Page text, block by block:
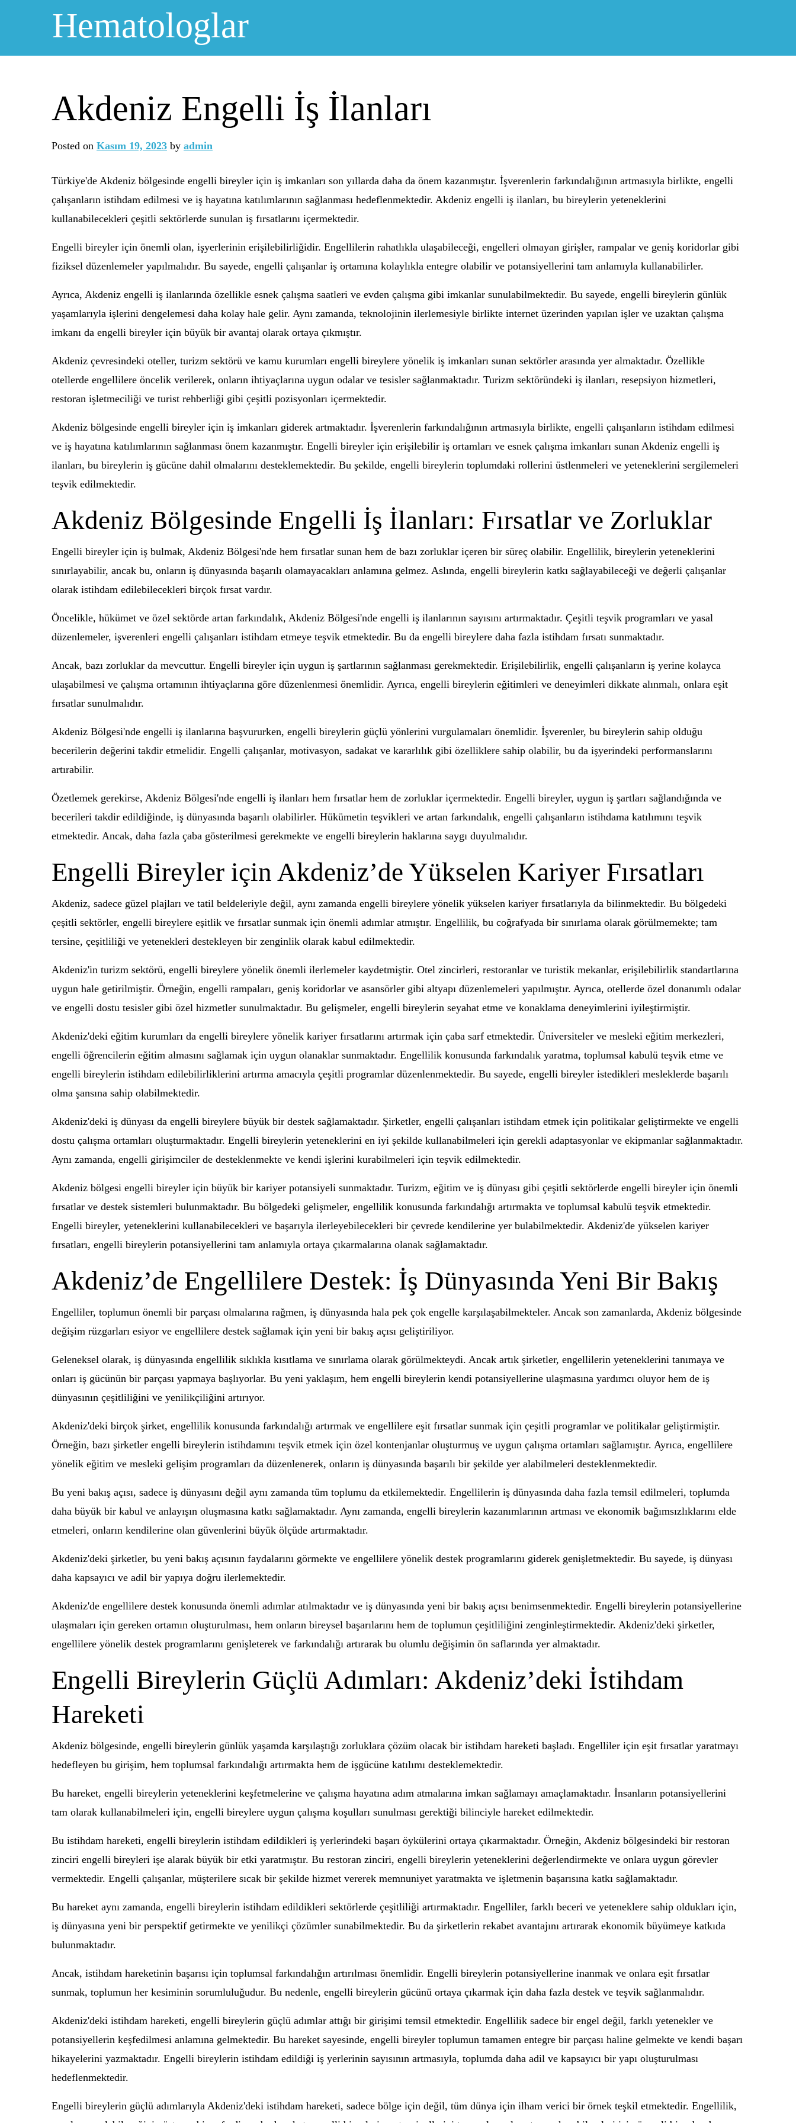
Hematologlar
Akdeniz Engelli İş İlanları
Posted on Kasım 19, 2023 by admin
Türkiye'de Akdeniz bölgesinde engelli bireyler için iş imkanları son yıllarda daha da önem kazanmıştır. İşverenlerin farkındalığının artmasıyla birlikte, engelli
çalışanların istihdam edilmesi ve iş hayatına katılımlarının sağlanması hedeflenmektedir. Akdeniz engelli iş ilanları, bu bireylerin yeteneklerini
kullanabilecekleri çeşitli sektörlerde sunulan iş fırsatlarını içermektedir.
Engelli bireyler için önemli olan, işyerlerinin erişilebilirliğidir. Engellilerin rahatlıkla ulaşabileceği, engelleri olmayan girişler, rampalar ve geniş koridorlar gibi
fiziksel düzenlemeler yapılmalıdır. Bu sayede, engelli çalışanlar iş ortamına kolaylıkla entegre olabilir ve potansiyellerini tam anlamıyla kullanabilirler.
Ayrıca, Akdeniz engelli iş ilanlarında özellikle esnek çalışma saatleri ve evden çalışma gibi imkanlar sunulabilmektedir. Bu sayede, engelli bireylerin günlük
yaşamlarıyla işlerini dengelemesi daha kolay hale gelir. Aynı zamanda, teknolojinin ilerlemesiyle birlikte internet üzerinden yapılan işler ve uzaktan çalışma
imkanı da engelli bireyler için büyük bir avantaj olarak ortaya çıkmıştır.
Akdeniz çevresindeki oteller, turizm sektörü ve kamu kurumları engelli bireylere yönelik iş imkanları sunan sektörler arasında yer almaktadır. Özellikle
otellerde engellilere öncelik verilerek, onların ihtiyaçlarına uygun odalar ve tesisler sağlanmaktadır. Turizm sektöründeki iş ilanları, resepsiyon hizmetleri,
restoran işletmeciliği ve turist rehberliği gibi çeşitli pozisyonları içermektedir.
Akdeniz bölgesinde engelli bireyler için iş imkanları giderek artmaktadır. İşverenlerin farkındalığının artmasıyla birlikte, engelli çalışanların istihdam edilmesi
ve iş hayatına katılımlarının sağlanması önem kazanmıştır. Engelli bireyler için erişilebilir iş ortamları ve esnek çalışma imkanları sunan Akdeniz engelli iş
ilanları, bu bireylerin iş gücüne dahil olmalarını desteklemektedir. Bu şekilde, engelli bireylerin toplumdaki rollerini üstlenmeleri ve yeteneklerini sergilemeleri
teşvik edilmektedir.
Akdeniz Bölgesinde Engelli İş İlanları: Fırsatlar ve Zorluklar
Engelli bireyler için iş bulmak, Akdeniz Bölgesi'nde hem fırsatlar sunan hem de bazı zorluklar içeren bir süreç olabilir. Engellilik, bireylerin yeteneklerini
sınırlayabilir, ancak bu, onların iş dünyasında başarılı olamayacakları anlamına gelmez. Aslında, engelli bireylerin katkı sağlayabileceği ve değerli çalışanlar
olarak istihdam edilebilecekleri birçok fırsat vardır.
Öncelikle, hükümet ve özel sektörde artan farkındalık, Akdeniz Bölgesi'nde engelli iş ilanlarının sayısını artırmaktadır. Çeşitli teşvik programları ve yasal
düzenlemeler, işverenleri engelli çalışanları istihdam etmeye teşvik etmektedir. Bu da engelli bireylere daha fazla istihdam fırsatı sunmaktadır.
Ancak, bazı zorluklar da mevcuttur. Engelli bireyler için uygun iş şartlarının sağlanması gerekmektedir. Erişilebilirlik, engelli çalışanların iş yerine kolayca
ulaşabilmesi ve çalışma ortamının ihtiyaçlarına göre düzenlenmesi önemlidir. Ayrıca, engelli bireylerin eğitimleri ve deneyimleri dikkate alınmalı, onlara eşit
fırsatlar sunulmalıdır.
Akdeniz Bölgesi'nde engelli iş ilanlarına başvururken, engelli bireylerin güçlü yönlerini vurgulamaları önemlidir. İşverenler, bu bireylerin sahip olduğu
becerilerin değerini takdir etmelidir. Engelli çalışanlar, motivasyon, sadakat ve kararlılık gibi özelliklere sahip olabilir, bu da işyerindeki performanslarını
artırabilir.
Özetlemek gerekirse, Akdeniz Bölgesi'nde engelli iş ilanları hem fırsatlar hem de zorluklar içermektedir. Engelli bireyler, uygun iş şartları sağlandığında ve
becerileri takdir edildiğinde, iş dünyasında başarılı olabilirler. Hükümetin teşvikleri ve artan farkındalık, engelli çalışanların istihdama katılımını teşvik
etmektedir. Ancak, daha fazla çaba gösterilmesi gerekmekte ve engelli bireylerin haklarına saygı duyulmalıdır.
Engelli Bireyler için Akdeniz’de Yükselen Kariyer Fırsatları
Akdeniz, sadece güzel plajları ve tatil beldeleriyle değil, aynı zamanda engelli bireylere yönelik yükselen kariyer fırsatlarıyla da bilinmektedir. Bu bölgedeki
çeşitli sektörler, engelli bireylere eşitlik ve fırsatlar sunmak için önemli adımlar atmıştır. Engellilik, bu coğrafyada bir sınırlama olarak görülmemekte; tam
tersine, çeşitliliği ve yetenekleri destekleyen bir zenginlik olarak kabul edilmektedir.
Akdeniz'in turizm sektörü, engelli bireylere yönelik önemli ilerlemeler kaydetmiştir. Otel zincirleri, restoranlar ve turistik mekanlar, erişilebilirlik standartlarına
uygun hale getirilmiştir. Örneğin, engelli rampaları, geniş koridorlar ve asansörler gibi altyapı düzenlemeleri yapılmıştır. Ayrıca, otellerde özel donanımlı odalar
ve engelli dostu tesisler gibi özel hizmetler sunulmaktadır. Bu gelişmeler, engelli bireylerin seyahat etme ve konaklama deneyimlerini iyileştirmiştir.
Akdeniz'deki eğitim kurumları da engelli bireylere yönelik kariyer fırsatlarını artırmak için çaba sarf etmektedir. Üniversiteler ve mesleki eğitim merkezleri,
engelli öğrencilerin eğitim almasını sağlamak için uygun olanaklar sunmaktadır. Engellilik konusunda farkındalık yaratma, toplumsal kabulü teşvik etme ve
engelli bireylerin istihdam edilebilirliklerini artırma amacıyla çeşitli programlar düzenlenmektedir. Bu sayede, engelli bireyler istedikleri mesleklerde başarılı
olma şansına sahip olabilmektedir.
Akdeniz'deki iş dünyası da engelli bireylere büyük bir destek sağlamaktadır. Şirketler, engelli çalışanları istihdam etmek için politikalar geliştirmekte ve engelli
dostu çalışma ortamları oluşturmaktadır. Engelli bireylerin yeteneklerini en iyi şekilde kullanabilmeleri için gerekli adaptasyonlar ve ekipmanlar sağlanmaktadır.
Aynı zamanda, engelli girişimciler de desteklenmekte ve kendi işlerini kurabilmeleri için teşvik edilmektedir.
Akdeniz bölgesi engelli bireyler için büyük bir kariyer potansiyeli sunmaktadır. Turizm, eğitim ve iş dünyası gibi çeşitli sektörlerde engelli bireyler için önemli
fırsatlar ve destek sistemleri bulunmaktadır. Bu bölgedeki gelişmeler, engellilik konusunda farkındalığı artırmakta ve toplumsal kabulü teşvik etmektedir.
Engelli bireyler, yeteneklerini kullanabilecekleri ve başarıyla ilerleyebilecekleri bir çevrede kendilerine yer bulabilmektedir. Akdeniz'de yükselen kariyer
fırsatları, engelli bireylerin potansiyellerini tam anlamıyla ortaya çıkarmalarına olanak sağlamaktadır.
Akdeniz’de Engellilere Destek: İş Dünyasında Yeni Bir Bakış
Engelliler, toplumun önemli bir parçası olmalarına rağmen, iş dünyasında hala pek çok engelle karşılaşabilmekteler. Ancak son zamanlarda, Akdeniz bölgesinde
değişim rüzgarları esiyor ve engellilere destek sağlamak için yeni bir bakış açısı geliştiriliyor.
Geleneksel olarak, iş dünyasında engellilik sıklıkla kısıtlama ve sınırlama olarak görülmekteydi. Ancak artık şirketler, engellilerin yeteneklerini tanımaya ve
onları iş gücünün bir parçası yapmaya başlıyorlar. Bu yeni yaklaşım, hem engelli bireylerin kendi potansiyellerine ulaşmasına yardımcı oluyor hem de iş
dünyasının çeşitliliğini ve yenilikçiliğini artırıyor.
Akdeniz'deki birçok şirket, engellilik konusunda farkındalığı artırmak ve engellilere eşit fırsatlar sunmak için çeşitli programlar ve politikalar geliştirmiştir.
Örneğin, bazı şirketler engelli bireylerin istihdamını teşvik etmek için özel kontenjanlar oluşturmuş ve uygun çalışma ortamları sağlamıştır. Ayrıca, engellilere
yönelik eğitim ve mesleki gelişim programları da düzenlenerek, onların iş dünyasında başarılı bir şekilde yer alabilmeleri desteklenmektedir.
Bu yeni bakış açısı, sadece iş dünyasını değil aynı zamanda tüm toplumu da etkilemektedir. Engellilerin iş dünyasında daha fazla temsil edilmeleri, toplumda
daha büyük bir kabul ve anlayışın oluşmasına katkı sağlamaktadır. Aynı zamanda, engelli bireylerin kazanımlarının artması ve ekonomik bağımsızlıklarını elde
etmeleri, onların kendilerine olan güvenlerini büyük ölçüde artırmaktadır.
Akdeniz'deki şirketler, bu yeni bakış açısının faydalarını görmekte ve engellilere yönelik destek programlarını giderek genişletmektedir. Bu sayede, iş dünyası
daha kapsayıcı ve adil bir yapıya doğru ilerlemektedir.
Akdeniz'de engellilere destek konusunda önemli adımlar atılmaktadır ve iş dünyasında yeni bir bakış açısı benimsenmektedir. Engelli bireylerin potansiyellerine
ulaşmaları için gereken ortamın oluşturulması, hem onların bireysel başarılarını hem de toplumun çeşitliliğini zenginleştirmektedir. Akdeniz'deki şirketler,
engellilere yönelik destek programlarını genişleterek ve farkındalığı artırarak bu olumlu değişimin ön saflarında yer almaktadır.
Engelli Bireylerin Güçlü Adımları: Akdeniz’deki İstihdam
Hareketi
Akdeniz bölgesinde, engelli bireylerin günlük yaşamda karşılaştığı zorluklara çözüm olacak bir istihdam hareketi başladı. Engelliler için eşit fırsatlar yaratmayı
hedefleyen bu girişim, hem toplumsal farkındalığı artırmakta hem de işgücüne katılımı desteklemektedir.
Bu hareket, engelli bireylerin yeteneklerini keşfetmelerine ve çalışma hayatına adım atmalarına imkan sağlamayı amaçlamaktadır. İnsanların potansiyellerini
tam olarak kullanabilmeleri için, engelli bireylere uygun çalışma koşulları sunulması gerektiği bilinciyle hareket edilmektedir.
Bu istihdam hareketi, engelli bireylerin istihdam edildikleri iş yerlerindeki başarı öykülerini ortaya çıkarmaktadır. Örneğin, Akdeniz bölgesindeki bir restoran
zinciri engelli bireyleri işe alarak büyük bir etki yaratmıştır. Bu restoran zinciri, engelli bireylerin yeteneklerini değerlendirmekte ve onlara uygun görevler
vermektedir. Engelli çalışanlar, müşterilere sıcak bir şekilde hizmet vererek memnuniyet yaratmakta ve işletmenin başarısına katkı sağlamaktadır.
Bu hareket aynı zamanda, engelli bireylerin istihdam edildikleri sektörlerde çeşitliliği artırmaktadır. Engelliler, farklı beceri ve yeteneklere sahip oldukları için,
iş dünyasına yeni bir perspektif getirmekte ve yenilikçi çözümler sunabilmektedir. Bu da şirketlerin rekabet avantajını artırarak ekonomik büyümeye katkıda
bulunmaktadır.
Ancak, istihdam hareketinin başarısı için toplumsal farkındalığın artırılması önemlidir. Engelli bireylerin potansiyellerine inanmak ve onlara eşit fırsatlar
sunmak, toplumun her kesiminin sorumluluğudur. Bu nedenle, engelli bireylerin gücünü ortaya çıkarmak için daha fazla destek ve teşvik sağlanmalıdır.
Akdeniz'deki istihdam hareketi, engelli bireylerin güçlü adımlar attığı bir girişimi temsil etmektedir. Engellilik sadece bir engel değil, farklı yetenekler ve
potansiyellerin keşfedilmesi anlamına gelmektedir. Bu hareket sayesinde, engelli bireyler toplumun tamamen entegre bir parçası haline gelmekte ve kendi başarı
hikayelerini yazmaktadır. Engelli bireylerin istihdam edildiği iş yerlerinin sayısının artmasıyla, toplumda daha adil ve kapsayıcı bir yapı oluşturulması
hedeflenmektedir.
Engelli bireylerin güçlü adımlarıyla Akdeniz'deki istihdam hareketi, sadece bölge için değil, tüm dünya için ilham verici bir örnek teşkil etmektedir. Engellilik,